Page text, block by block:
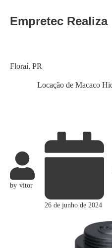
Empretec Realiza
Locação de Macaco
Category
Floraí, PR
by vitor
26 de junho de 2024